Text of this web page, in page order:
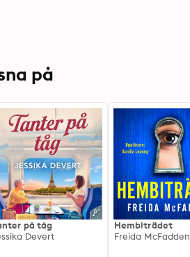
på
på tåg
Devert
Hembiträdet
Freida McFadden